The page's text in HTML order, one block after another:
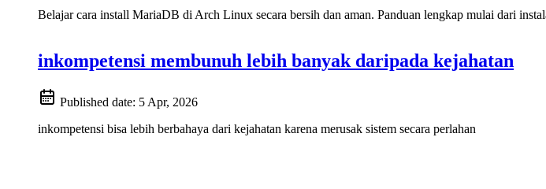
Belajar cara install MariaDB di Arch Linux secara bersih dan aman. Panduan lengkap mulai dari
inkompetensi membunuh lebih banyak daripada kejahatan
Published date: 5 Apr, 2026
inkompetensi bisa lebih berbahaya dari kejahatan karena merusak sistem secara perlahan